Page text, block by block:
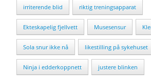
irriterende blid riktig treningsapparat
Ekteskapelig fjellvett Musesensur
Sola snur ikke nå likestilling på sykehuset
Ninja i edderkoppnett justere blinken